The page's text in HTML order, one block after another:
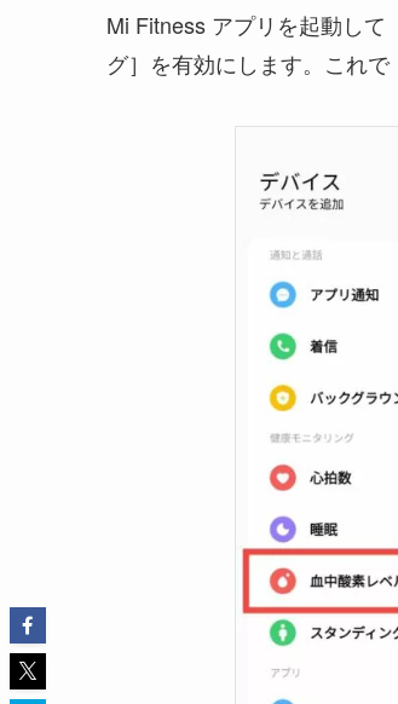
Mi Fitness アプリを起動し
グ］を有効にします。これ